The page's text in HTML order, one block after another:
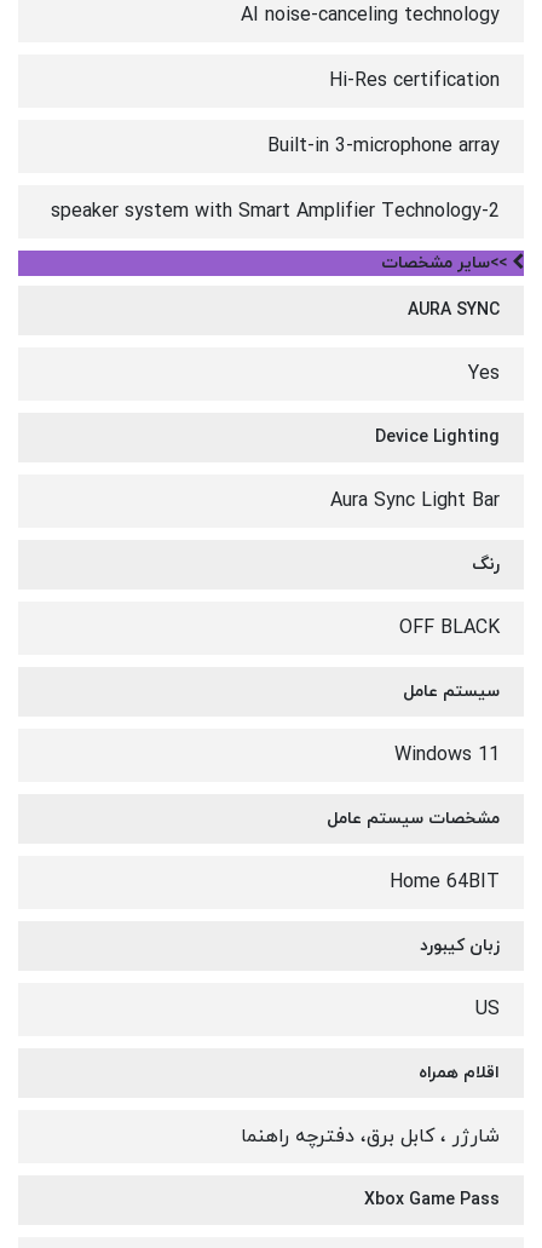
AI noise-canceling technology
Hi-Res certification
Built-in 3-microphone array
2-speaker system with Smart Amplifier Technology
>>سایر مشخصات
AURA SYNC
Yes
Device Lighting
Aura Sync Light Bar
رنگ
OFF BLACK
سیستم عامل
Windows 11
مشخصات سیستم عامل
Home 64BIT
زبان کیبورد
US
اقلام همراه
شارژر ، کابل برق، دفترچه راهنما
Xbox Game Pass